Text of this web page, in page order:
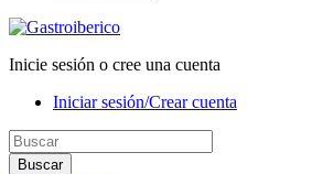
Inicie sesión o cree una cuenta
Iniciar sesión/Crear cuenta
Buscar